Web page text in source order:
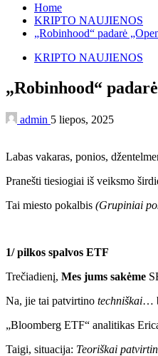
Home
KRIPTO NAUJIENOS
„Robinhood“ padarė
KRIPTO NAUJIENOS
„Robinhood“
admin 5 liepos, 2025
Labas vakaras, ponios,
Pranešti tiesiogiai iš veiksmo
Tai miesto pokalbis (Grupiniai
1/ pilkos spalvos ETF
Trečiadienį, Mes jums sakėme
Na, jie tai patvirtino techniškai…
„Bloomberg ETF“ analitikas
Taigi, situacija: Teoriškai